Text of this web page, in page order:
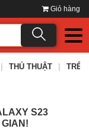
Giỏ hàng
THỦ THUẬT TRÊN
S23